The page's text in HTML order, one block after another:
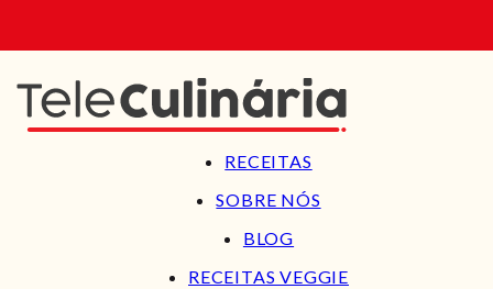
RECEITAS
SOBRE NÓS
BLOG
RECEITAS VEGGIE